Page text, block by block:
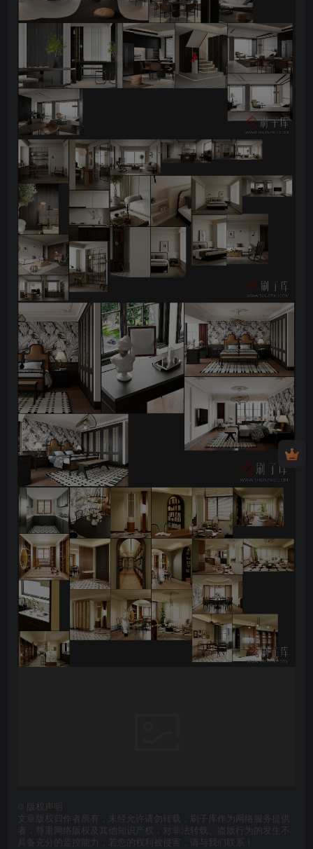
版权声明
文章版权归作者所有，未经允许请勿转载，刷子库作为网络服务提供
者，尊重网络版权及其他知识产权，对非法转载、盗版行为的发生不
具备充分的监控能力，若您的权利被侵害，请与我们联系！